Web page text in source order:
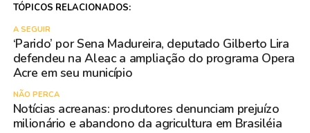
TÓPICOS RELACIONADOS:
A SEGUIR
‘Parido’ por Sena Madureira, deputado Gilberto Lira
defendeu na Aleac a ampliação do programa Opera
Acre em seu município
NÃO PERCA
Notícias acreanas: produtores denunciam prejuízo
milionário e abandono da agricultura em Brasiléia